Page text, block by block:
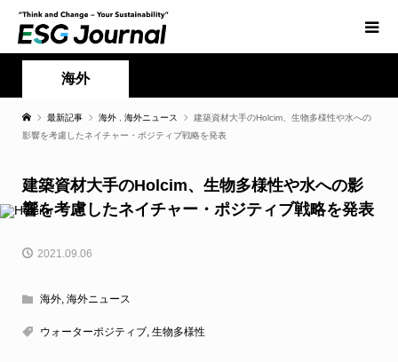
海外
最新記事 海外 海外ニュース
建築資材大手のHolcim、生物多様性や水への
影響を考慮したネイチャー・ポジティブ戦略を発表
建築資材大手のHolcim、生物多様性や水への影
響を考慮したネイチャー・ポジティブ戦略を発表
2021.09.06
海外, 海外ニュース
ウォーターポジティブ, 生物多様性